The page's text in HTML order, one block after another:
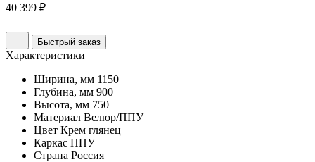
40 399 ₽
Быстрый заказ
Характеристики
Ширина, мм 1150
Глубина, мм 900
Высота, мм 750
Материал Велюр/ППУ
Цвет Крем глянец
Каркас ППУ
Страна Россия